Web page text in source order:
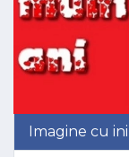
Imagine cu